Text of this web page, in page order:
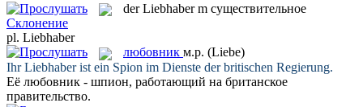
derLiebhaber m существительное
Склонение
pl. Liebhaber
любовник м.р. (Liebe)
IhrLiebhaberist ein Spion im Dienste der britischen Regierung.
Её любовник - шпион, работающий на британское
правительство.